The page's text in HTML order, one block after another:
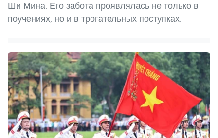
Ши Мина. Его забота проявлялась не только в
поучениях, но и в трогательных поступках.